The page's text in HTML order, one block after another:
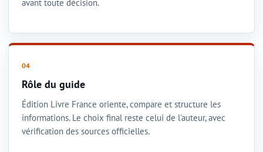
avant toute décision.
Rôle du guide
Édition Livre France oriente, compare et structure les
informations. Le choix final reste celui de l'auteur, avec
vérification des sources officielles.